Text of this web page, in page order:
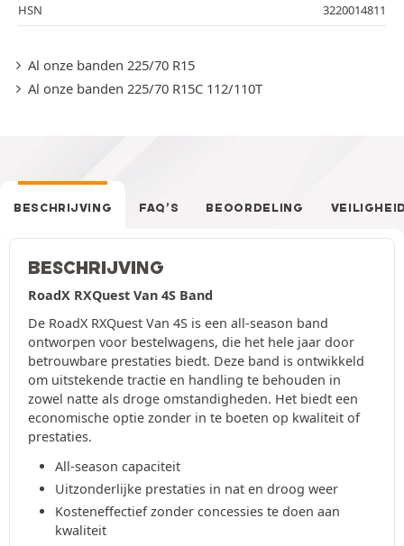
HSN
3220014811
Al onze banden 225/70 R15
Al onze banden 225/70 R15C 112/110T
BESCHRIJVING FAQ’S BEOORDELING
BESCHRIJVING
RoadX RXQuest Van 4S Band
De RoadX RXQuest Van 4S is een all-season band
ontworpen voor bestelwagens, die het hele jaar door
betrouwbare prestaties biedt. Deze band is ontwikkeld
om uitstekende tractie en handling te behouden in
zowel natte als droge omstandigheden. Het biedt een
economische optie zonder in te boeten op kwaliteit of
prestaties.
All-season capaciteit
Uitzonderlijke prestaties in nat en droog weer
Kosteneffectief zonder concessies te doen aan
kwaliteit